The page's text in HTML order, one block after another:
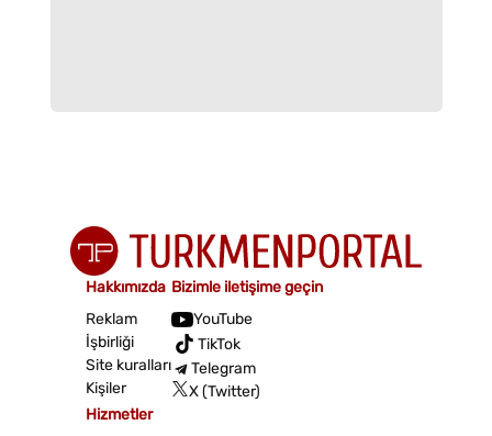
Hakkımızda
Reklam
İşbirliği
Site kuralları
Kişiler
Bizimle iletişime geçin
YouTube
TikTok
Telegram
X (Twitter)
Hizmetler